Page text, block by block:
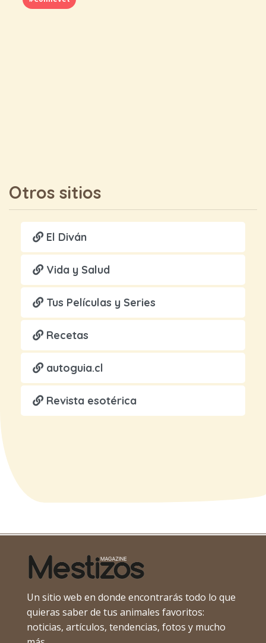
Otros sitios
El Diván
Vida y Salud
Tus Películas y Series
Recetas
autoguia.cl
Revista esotérica
Un sitio web en donde encontrarás todo lo que
quieras saber de tus animales favoritos:
noticias, artículos, tendencias, fotos y mucho